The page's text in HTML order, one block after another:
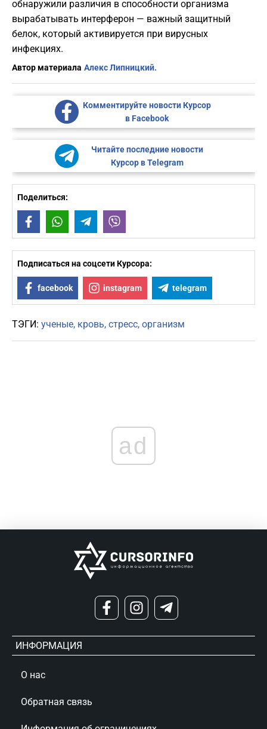
обнаружили различия в способности организма
вырабатывать интерферон — важный защитный
белок, который активируется при вирусных
инфекциях.
Автор материала Алекс Липницкий.
Комментируйте новости Курсор
в Facebook
Читайте последние новости
Курсор в Telegram
Поделиться:
FacebookWhatsAppTelegram
Подписаться на соцсети Курсора:
facebook instagram telegram
ТЭГИ: ученые кровь стресс организм
ad
ИНФОРМАЦИЯ
О нас
Обратная связь